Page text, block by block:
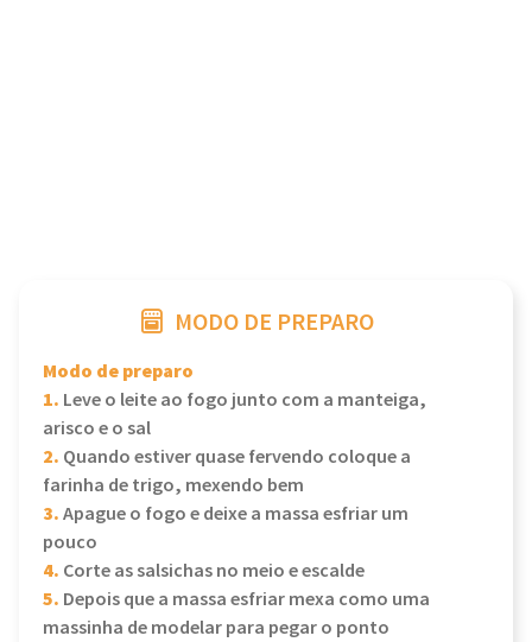
MODO DE PREPARO
Modo de preparo
1. Leve o leite ao fogo junto com a manteiga,
arisco e o sal
2. Quando estiver quase fervendo coloque a
farinha de trigo, mexendo bem
3.Apague o fogo e deixe a massa esfriar um
pouco
4. Corte as salsichas no meio e escalde
5. Depois que a massa esfriar mexa como uma
massinha de modelar para pegar o ponto